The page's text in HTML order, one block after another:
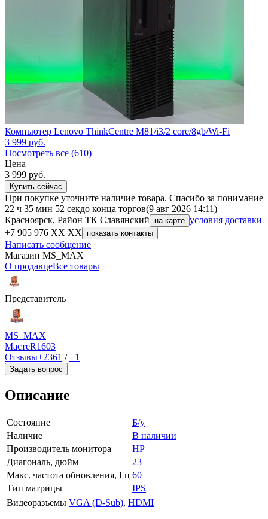
Компьютер Lenovo ThinkCentre M81/i3/2 core/8gb/Wi-Fi
3 999 руб.
Посмотреть все (610)
Цена
3 999 руб.
Купить сейчас
При покупке уточните наличие товара. Спасибо за понимание
22 ч 35 мин 52 секдо конца торгов(9 авг 2026 14:11)
Красноярск, Район ТК Славянский
на карте условия доставки
+7 905 976 XX XX
показать контакты
Написать сообщение
Магазин MS_MAX
О продавцеВсе товары
Представитель
MS_MAX
МастеR1603
Отзывы+2361 /−1
Задать вопрос
Описание
Состояние
Б/у
Наличие
В наличии
Производитель монитора
HP
Диагональ, дюйм
23
Макс. частота обновления, Гц 60
Тип матрицы
IPS
Видеоразъемы VGA (D-Sub), HDMI